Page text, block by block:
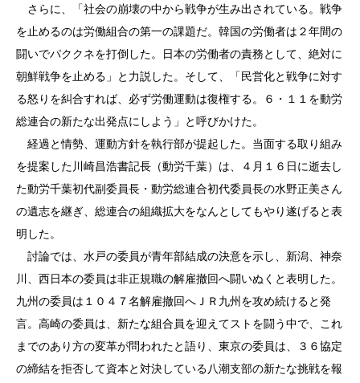
さらに、「社会の崩壊の中から戦争が生み出されている。戦争
を止めるのは労働組合の第一の課題だ。韓国の労働者は２年間の
闘いでパククネを打倒した。日本の労働者の責務として、絶対に
朝鮮戦争を止める」と力説した。そして、「民営化と戦争に対す
る怒りを糾合すれば、必ず労働運動は復権する。６・１１を動労
総連合の新たな出発点にしよう」と呼びかけた。
経過と情勢、運動方針を執行部が提起した。当面する取り組み
を提案した川崎昌浩書記長（動労千葉）は、４月１６日に逝去し
た動労千葉初代副委員長・動労総連合初代委員長の水野正美さん
の遺志を継ぎ、総連合の組織拡大をなんとしてもやり遂げると表
明した。
討論では、水戸の委員が青年部結成の決意を示し、新潟、神奈
川、西日本の委員は非正規職の解雇撤回へ闘いぬくと表明した。
九州の委員は１０４７名解雇撤回へＪＲ九州を攻め続けると発
言。高崎の委員は、新たな組合員を迎えてストを闘う中で、これ
までのあり方の変革が問われたと語り、東京の委員は、３６協定
の締結を拒否して資本と対決している八潮支部の新たな挑戦を報